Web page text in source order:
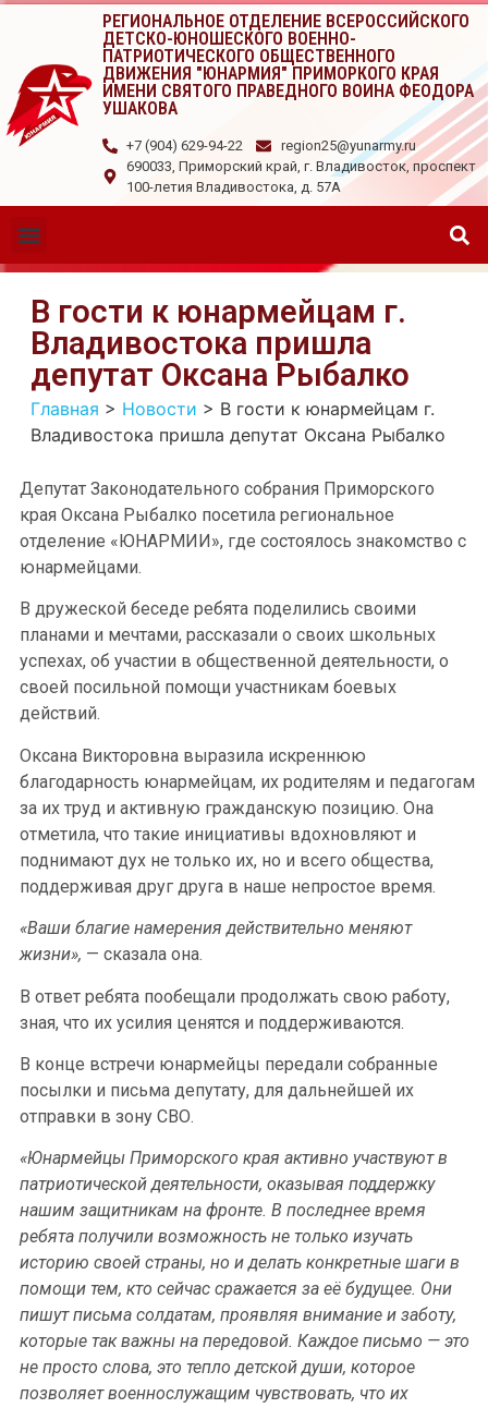
РЕГИОНАЛЬНОЕ ОТДЕЛЕНИЕ ВСЕРОССИЙСКОГО
ДЕТСКО-ЮНОШЕСКОГО ВОЕННО-
ПАТРИОТИЧЕСКОГО ОБЩЕСТВЕННОГО
ДВИЖЕНИЯ "ЮНАРМИЯ" ПРИМОРКОГО КРАЯ
ИМЕНИ СВЯТОГО ПРАВЕДНОГО ВОИНА ФЕОДОРА
УШАКОВА
+7 (904) 629-94-22
region25@yunarmy.ru
690033, Приморский край, г. Владивосток, проспект
100-летия Владивостока, д. 57А
В гости к юнармейцам г.
Владивостока пришла
депутат Оксана Рыбалко
Главная > Новости > В гости к юнармейцам г.
Владивостока пришла депутат Оксана Рыбалко
Депутат Законодательного собрания Приморского
края Оксана Рыбалко посетила региональное
отделение «ЮНАРМИИ», где состоялось знакомство с
юнармейцами.
В дружеской беседе ребята поделились своими
планами и мечтами, рассказали о своих школьных
успехах, об участии в общественной деятельности, о
своей посильной помощи участникам боевых
действий.
Оксана Викторовна выразила искреннюю
благодарность юнармейцам, их родителям и педагогам
за их труд и активную гражданскую позицию. Она
отметила, что такие инициативы вдохновляют и
поднимают дух не только их, но и всего общества,
поддерживая друг друга в наше непростое время.
«Ваши благие намерения действительно меняют
жизни», — сказала она.
В ответ ребята пообещали продолжать свою работу,
зная, что их усилия ценятся и поддерживаются.
В конце встречи юнармейцы передали собранные
посылки и письма депутату, для дальнейшей их
отправки в зону СВО.
«Юнармейцы Приморского края активно участвуют в
патриотической деятельности, оказывая поддержку
нашим защитникам на фронте. В последнее время
ребята получили возможность не только изучать
историю своей страны, но и делать конкретные шаги в
помощи тем, кто сейчас сражается за её будущее. Они
пишут письма солдатам, проявляя внимание и заботу,
которые так важны на передовой. Каждое письмо — это
не просто слова, это тепло детской души, которое
позволяет военнослужащим чувствовать, что их